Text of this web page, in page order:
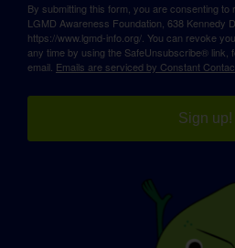
By submitting this form, you are consenting to
LGMD Awareness Foundation, 638 Kennedy
https://www.lgmd-info.org/. You can revoke
any time by using the SafeUnsubscribe® link,
email. Emails are serviced by Constant
Sign up!